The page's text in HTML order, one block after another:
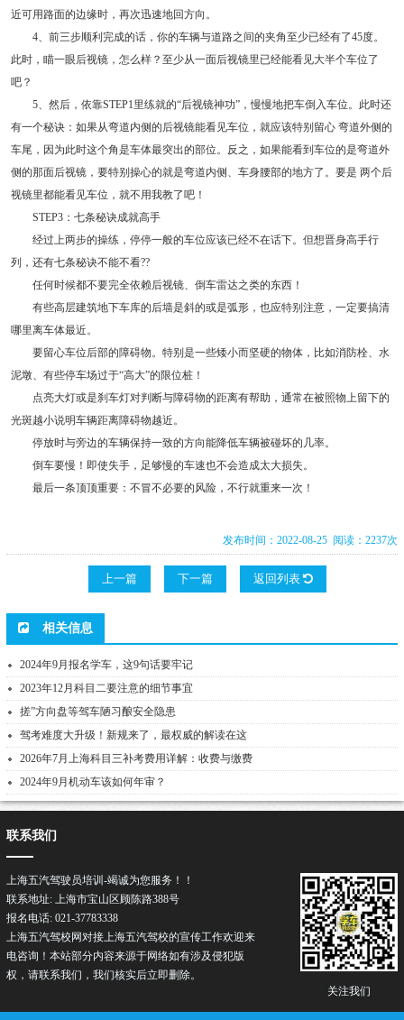
近可用路面的边缘时，再次迅速地回方向。
4、前三步顺利完成的话，你的车辆与道路之间的夹角至少已经有了45度。
此时，瞄一眼后视镜，怎么样？至少从一面后视镜里已经能看见大半个车位了
吧？
5、然后，依靠STEP1里练就的“后视镜神功”，慢慢地把车倒入车位。此时还
有一个秘诀：如果从弯道内侧的后视镜能看见车位，就应该特别留心 弯道外侧的
车尾，因为此时这个角是车体最突出的部位。反之，如果能看到车位的是弯道外
侧的那面后视镜，要特别操心的就是弯道内侧、车身腰部的地方了。要是 两个后
视镜里都能看见车位，就不用我教了吧！
STEP3：七条秘诀成就高手
经过上两步的操练，停停一般的车位应该已经不在话下。但想晋身高手行
列，还有七条秘诀不能不看??
任何时候都不要完全依赖后视镜、倒车雷达之类的东西！
有些高层建筑地下车库的后墙是斜的或是弧形，也应特别注意，一定要搞清
哪里离车体最近。
要留心车位后部的障碍物。特别是一些矮小而坚硬的物体，比如消防栓、水
泥墩、有些停车场过于“高大”的限位桩！
点亮大灯或是刹车灯对判断与障碍物的距离有帮助，通常在被照物上留下的
光斑越小说明车辆距离障碍物越近。
停放时与旁边的车辆保持一致的方向能降低车辆被碰坏的几率。
倒车要慢！即使失手，足够慢的车速也不会造成太大损失。
最后一条顶顶重要：不冒不必要的风险，不行就重来一次！
发布时间：2022-08-25 阅读：2237次
上一篇 下一篇 返回列表
相关信息
2024年9月报名学车，这9句话要牢记
2023年12月科目二要注意的细节事宜
搓”方向盘等驾车陋习酿安全隐患
驾考难度大升级！新规来了，最权威的解读在这
2026年7月上海科目三补考费用详解：收费与缴费
2024年9月机动车该如何年审？
关注我们
联系我们
上海五汽驾驶员培训-竭诚为您服务！！
联系地址: 上海市宝山区顾陈路388号
报名电话: 021-37783338
上海五汽驾校网对接上海五汽驾校的宣传工作欢迎来
电咨询！本站部分内容来源于网络如有涉及侵犯版
权，请联系我们，我们核实后立即删除。